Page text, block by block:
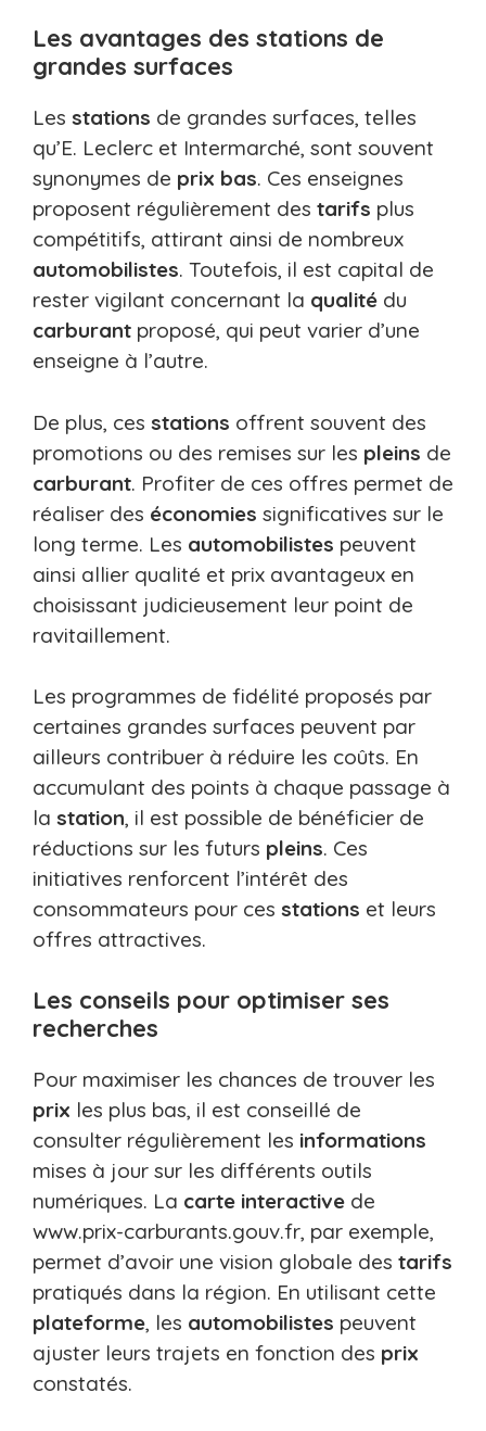
Les avantages des stations de
grandes surfaces
Les stations de grandes surfaces, telles
qu’E. Leclerc et Intermarché, sont souvent
synonymes de prix bas. Ces enseignes
proposent régulièrement des tarifs plus
compétitifs, attirant ainsi de nombreux
automobilistes. Toutefois, il est capital de
rester vigilant concernant la qualité du
carburant proposé, qui peut varier d’une
enseigne à l’autre.
De plus, ces stations offrent souvent des
promotions ou des remises sur les pleins de
carburant. Profiter de ces offres permet de
réaliser des économies significatives sur le
long terme. Les automobilistes peuvent
ainsi allier qualité et prix avantageux en
choisissant judicieusement leur point de
ravitaillement.
Les programmes de fidélité proposés par
certaines grandes surfaces peuvent par
ailleurs contribuer à réduire les coûts. En
accumulant des points à chaque passage à
la station, il est possible de bénéficier de
réductions sur les futurs pleins. Ces
initiatives renforcent l’intérêt des
consommateurs pour ces stations et leurs
offres attractives.
Les conseils pour optimiser ses
recherches
Pour maximiser les chances de trouver les
prix les plus bas, il est conseillé de
consulter régulièrement les informations
mises à jour sur les différents outils
numériques. La carte interactive de
www.prix-carburants.gouv.fr, par exemple,
permet d’avoir une vision globale des tarifs
pratiqués dans la région. En utilisant cette
plateforme, les automobilistes peuvent
ajuster leurs trajets en fonction des prix
constatés.